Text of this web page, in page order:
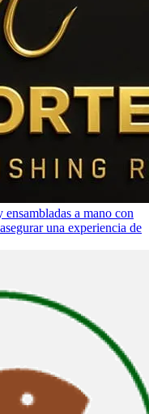
ensambladas a mano con
una experiencia de